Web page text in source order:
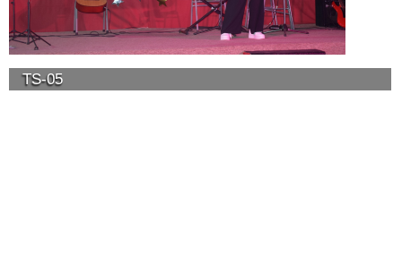
TS-05